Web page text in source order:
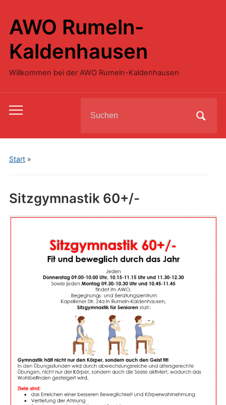
AWO Rumeln-
Kaldenhausen
Willkommen bei der AWO Rumeln-Kaldenhausen
Toggle
menu
for:
Start»
Sitzgymnastik 60+/-